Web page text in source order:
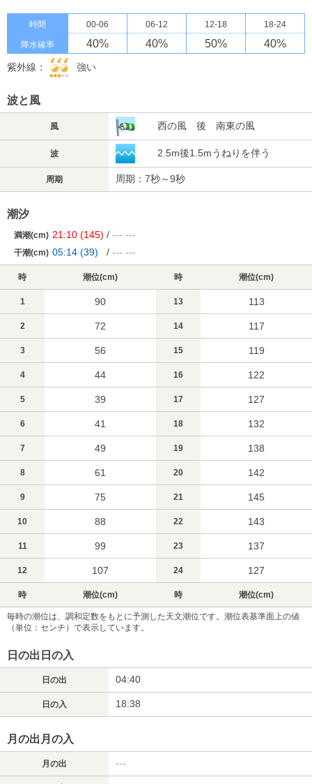
時間 00-06 06-12 12-18 18-24
降水確率 40% 40% 50% 40%
紫外線： 強い
波と風
風 西の風 後 南東の風
波 2.5m後1.5mうねりを伴う
周期 周期：7秒～9秒
潮汐
満潮(cm) 21:10 (145) / --- ---
干潮(cm) 05:14 (39) / --- ---
時 潮位(cm) 時 潮位(cm)
1 90 13 113
2 72 14 117
3 56 15 119
4 44 16 122
5 39 17 127
6 41 18 132
7 49 19 138
8 61 20 142
9 75 21 145
10 88 22 143
11 99 23 137
12 107 24 127
時 潮位(cm) 時 潮位(cm)
毎時の潮位は、調和定数をもとに予測した天文潮位です。潮位表基準面上の値
（単位：センチ）で表示しています。
日の出日の入
日の出 04:40
日の入 18:38
月の出月の入
月の出 ---